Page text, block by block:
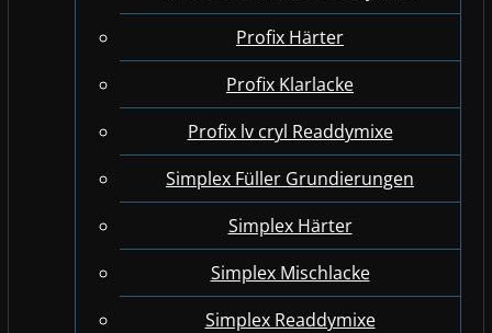
Profix Härter
Profix Klarlacke
Profix lv cryl Readdymixe
Simplex Füller Grundierungen
Simplex Härter
Simplex Mischlacke
Simplex Readdymixe